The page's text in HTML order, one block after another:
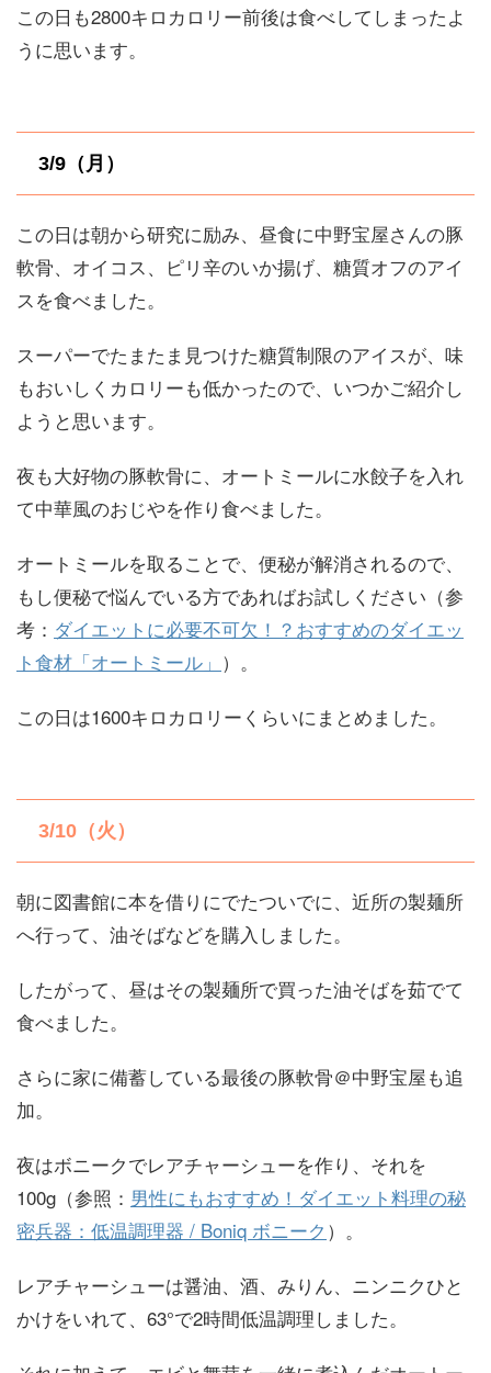
この日も2800キロカロリー前後は食べしてしまったよ
うに思います。
3/9（月）
この日は朝から研究に励み、昼食に中野宝屋さんの豚
軟骨、オイコス、ピリ辛のいか揚げ、糖質オフのアイ
スを食べました。
スーパーでたまたま見つけた糖質制限のアイスが、味
もおいしくカロリーも低かったので、いつかご紹介し
ようと思います。
夜も大好物の豚軟骨に、オートミールに水餃子を入れ
て中華風のおじやを作り食べました。
オートミールを取ることで、便秘が解消されるので、
もし便秘で悩んでいる方であればお試しください（参
考： ダイエットに必要不可欠！？おすすめのダイエッ
ト食材「オートミール」 ）。
この日は1600キロカロリーくらいにまとめました。
3/10（火）
朝に図書館に本を借りにでたついでに、近所の製麺所
へ行って、油そばなどを購入しました。
したがって、昼はその製麺所で買った油そばを茹でて
食べました。
さらに家に備蓄している最後の豚軟骨＠中野宝屋も追
加。
夜はボニークでレアチャーシューを作り、それを
100g（参照： 男性にもおすすめ！ダイエット料理の秘
密兵器：低温調理器 / Boniq ボニーク ）。
レアチャーシューは醤油、酒、みりん、ニンニクひと
かけをいれて、63°で2時間低温調理しました。